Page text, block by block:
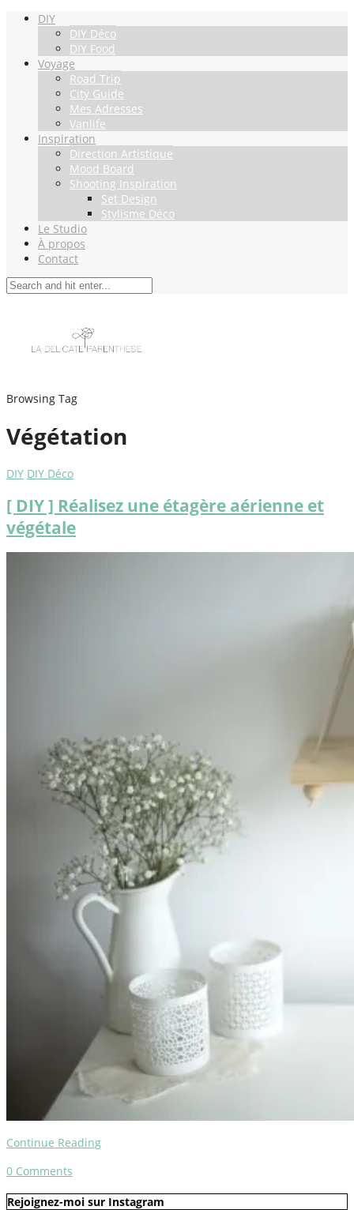
DIY
DIY Déco
DIY Food
Voyage
Road Trip
City Guide
Mes Adresses
Vanlife
Inspiration
Direction Artistique
Mood Board
Shooting Inspiration
Set Design
Stylisme Déco
Le Studio
À propos
Contact
Browsing Tag
Végétation
DIY DIY Déco
[ DIY ] Réalisez une étagère aérienne et
végétale
Continue Reading
0 Comments
Rejoignez-moi sur Instagram